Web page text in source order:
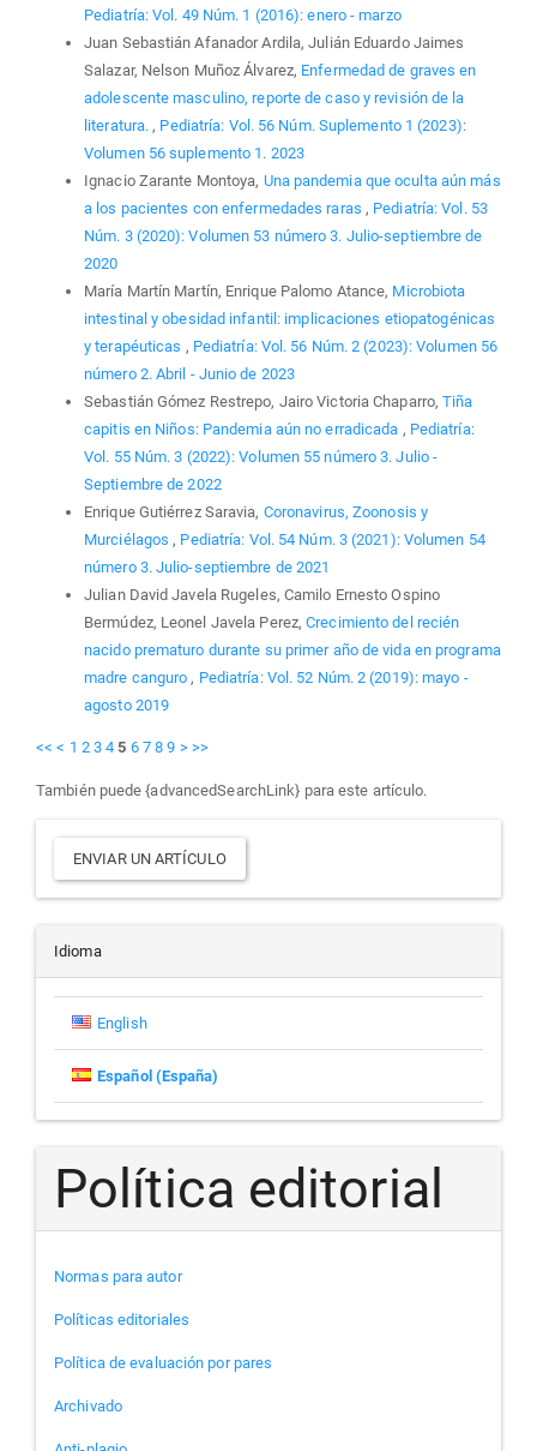
Pediatría: Vol. 49 Núm. 1 (2016): enero - marzo
Juan Sebastián Afanador Ardila, Julián Eduardo Jaimes
Salazar, Nelson Muñoz Álvarez, Enfermedad de graves en
adolescente masculino, reporte de caso y revisión de la
literatura., Pediatría: Vol. 56 Núm. Suplemento 1 (2023):
Volumen 56 suplemento 1. 2023
Ignacio Zarante Montoya, Una pandemia que oculta aún más
a los pacientes con enfermedades raras , Pediatría: Vol. 53
Núm. 3 (2020): Volumen 53 número 3. Julio-septiembre de
2020
María Martín Martín, Enrique Palomo Atance, Microbiota
intestinal y obesidad infantil: implicaciones etiopatogénicas
y terapéuticas , Pediatría: Vol. 56 Núm. 2 (2023): Volumen 56
número 2. Abril - Junio de 2023
Sebastián Gómez Restrepo, Jairo Victoria Chaparro,Tiña
capitis en Niños: Pandemia aún no erradicada , Pediatría:
Vol. 55 Núm. 3 (2022): Volumen 55 número 3. Julio -
Septiembre de 2022
Enrique Gutiérrez Saravia, Coronavirus, Zoonosis y
Murciélagos, Pediatría: Vol. 54 Núm. 3 (2021): Volumen 54
número 3. Julio-septiembre de 2021
Julian David Javela Rugeles, Camilo Ernesto Ospino
Bermúdez, Leonel Javela Perez,Crecimiento del recién
nacido prematuro durante su primer año de vida en programa
madre canguro, Pediatría: Vol. 52 Núm. 2 (2019): mayo -
agosto 2019
<< < 1 2 3 4 5 6 7 8 9 > >>
También puede {advancedSearchLink} para este artículo.
Enviar
un
artículo
ENVIAR UN ARTÍCULO
Idioma
English
Español (España)
Política editorial
Normas para autor
Políticas editoriales
Política de evaluación por pares
Archivado